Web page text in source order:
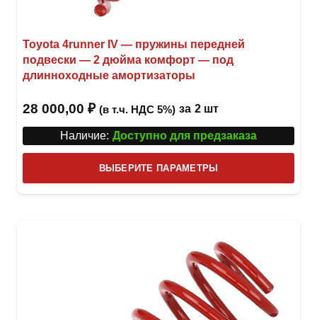
Toyota 4runner IV — пружины передней
подвески — 2 дюйма комфорт — под
длинноходные амортизаторы
28 000,00 ₽ (в т.ч. НДС 5%) за 2 шт
Наличие: Доступно для предзаказа
ВЫБЕРИТЕ ПАРАМЕТРЫ
товар